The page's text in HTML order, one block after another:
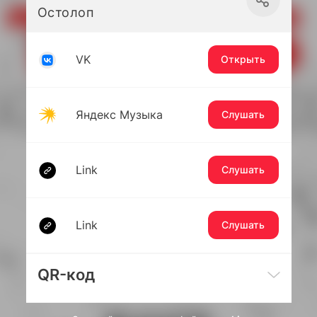
Остолоп
VK Открыть
Яндекс Музыка Слушать
Link Слушать
Link Слушать
QR-код